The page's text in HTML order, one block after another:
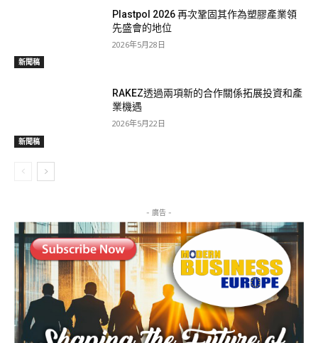
新聞稿
Plastpol 2026 再次鞏固其作為塑膠產業領
先盛會的地位
2026年5月28日
新聞稿
RAKEZ透過兩項新的合作關係拓展投資和產
業機遇
2026年5月22日
- 廣告 -